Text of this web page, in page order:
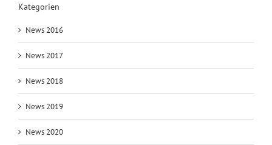
Kategorien
News 2016
News 2017
News 2018
News 2019
News 2020